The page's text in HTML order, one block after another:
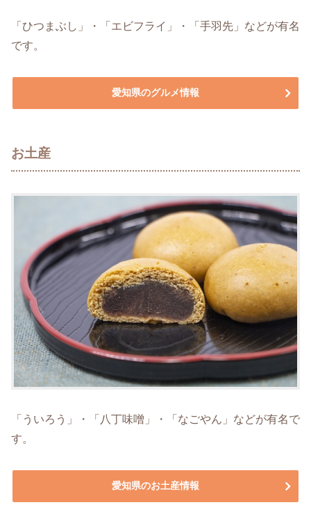
「ひつまぶし」・「エビフライ」・「手羽先」などが有名
です。
愛知県のグルメ情報
お土産
「ういろう」・「八丁味噌」・「なごやん」などが有名で
す。
愛知県のお土産情報